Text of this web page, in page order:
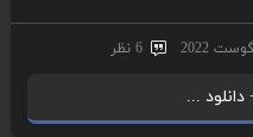
6 نظر
...